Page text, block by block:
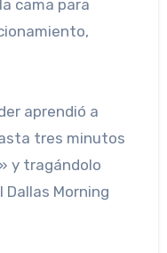
cama para
tres minutos
y tragándolo
Morning